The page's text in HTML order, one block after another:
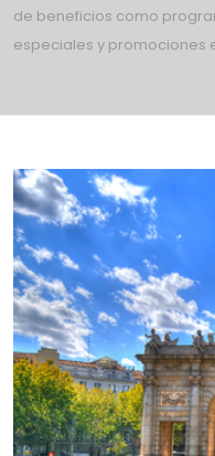
de beneficios como
especiales y promociones